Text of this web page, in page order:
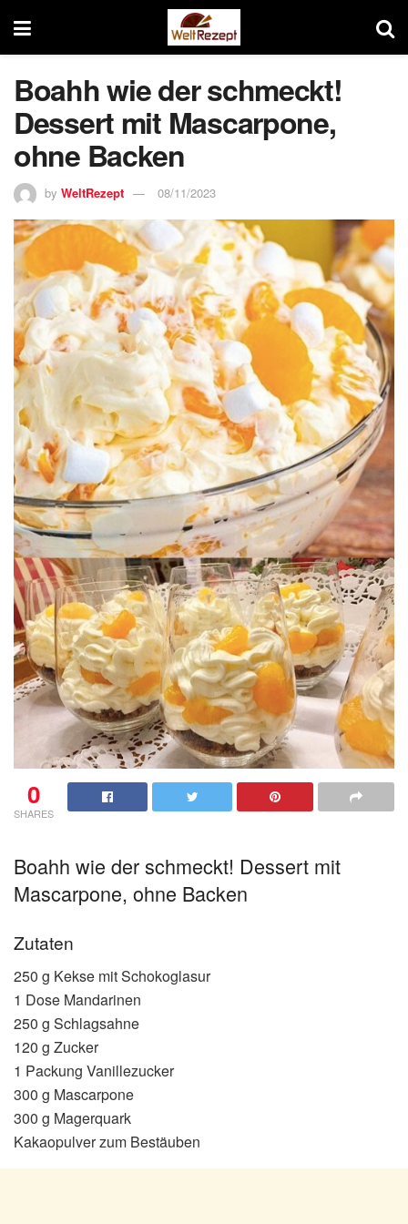
Boahh wie der schmeckt!
Dessert mit Mascarpone,
ohne Backen
by WeltRezept 08/11/2023
0
SHARES
Boahh wie der schmeckt! Dessert mit
Mascarpone, ohne Backen
Zutaten
250 g Kekse mit Schokoglasur
1 Dose Mandarinen
250 g Schlagsahne
120 g Zucker
1 Packung Vanillezucker
300 g Mascarpone
300 g Magerquark
Kakaopulver zum Bestäuben